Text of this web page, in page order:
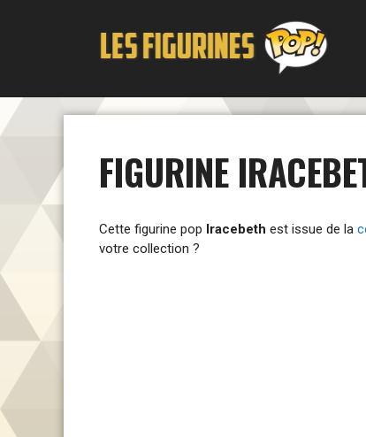
FIGURINE
Cette figurine pop Iracebeth est issue de la
votre collection ?